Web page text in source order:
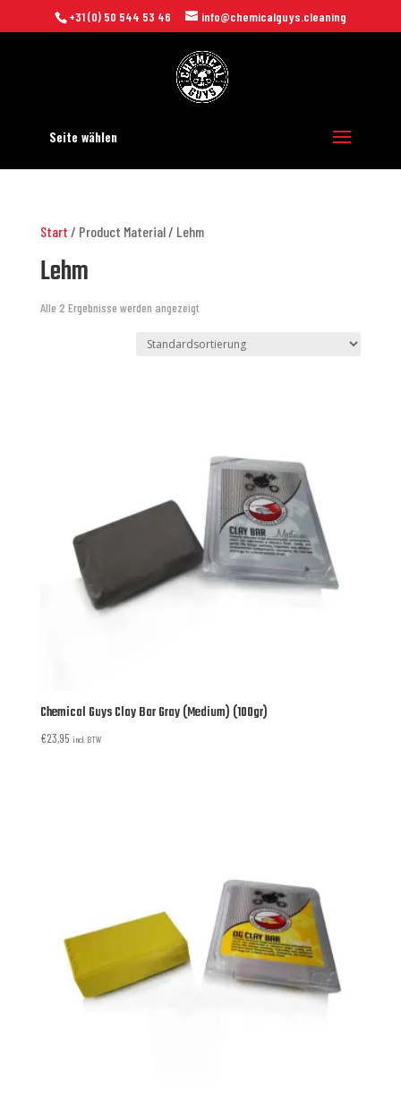
+31 (0) 50 544 53 46 info@chemicalguys.cleaning
Seite wählen
Start / Product Material / Lehm
Lehm
Alle 2 Ergebnisse werden angezeigt
Chemical Guys Clay Bar Gray (Medium) (100gr)
€23,95 incl. BTW